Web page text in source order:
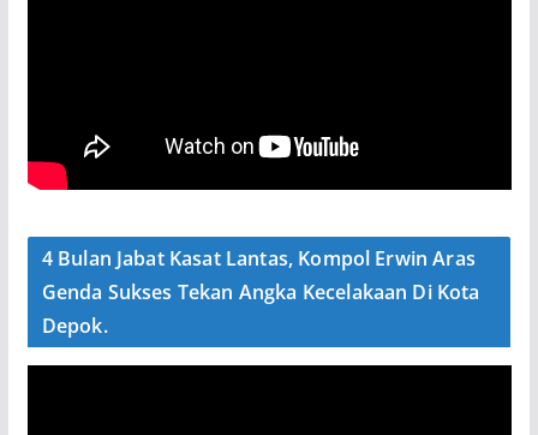
4 Bulan Jabat Kasat Lantas, Kompol Erwin Aras
Genda Sukses Tekan Angka Kecelakaan Di Kota
Depok.